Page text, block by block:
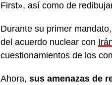
First», así como de
Durante su primer
del acuerdo nuclear con
cuestionamientos de los
Ahora, sus amenazas de